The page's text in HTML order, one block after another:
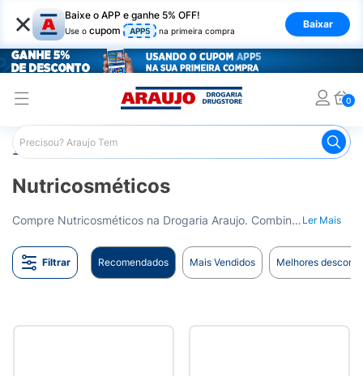
× Baixe o APP e ganhe 5% OFF!
Use o cupom APP5 na primeira compra
Baixar
0
Araujo Dermocosméticos
Nutricosméticos
Compre Nutricosméticos na Drogaria Araujo. Combine a nutrição com a beleza da pele. Entrega para todo o Brasil. Ler Mais
Filtrar Recomendados Mais Vendidos Melhores